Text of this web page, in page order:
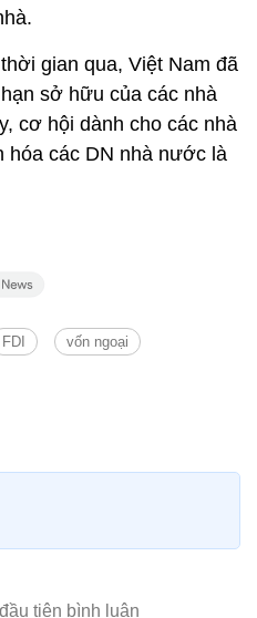
gian qua, Việt Nam đã
sở hữu của các nhà
cơ hội dành cho các nhà
hóa các DN nhà nước là
FDI vốn ngoại